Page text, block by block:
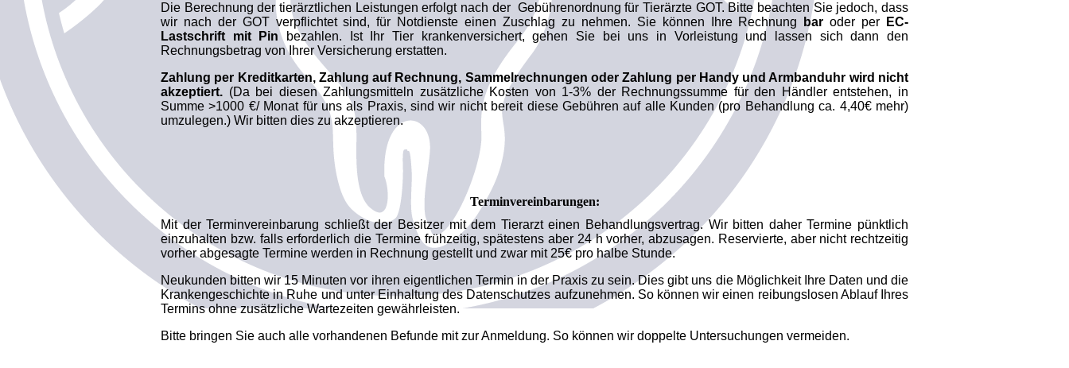
Die Berechnung der tierärztlichen Leistungen erfolgt nach der Gebührenordnung für Tierärzte GOT. Bitte beachten Sie jedoch, dass
wir nach der GOT verpflichtet sind, für Notdienste einen Zuschlag zu nehmen. Sie können Ihre Rechnung
bar oder per
EC-
Lastschrift mit Pinbezahlen. Ist Ihr Tier krankenversichert, gehen Sie bei uns in Vorleistung und lassen sich dann den
Rechnungsbetrag von Ihrer Versicherung erstatten.
Zahlung per Kreditkarten, Zahlung auf Rechnung, Sammelrechnungen oder Zahlung per Handy und Armbanduhr wird nicht
akzeptiert. (Da bei diesen Zahlungsmitteln zusätzliche Kosten von 1-3% der Rechnungssumme für den Händler entstehen, in
Summe >1000 €/ Monat für uns als Praxis, sind wir nicht bereit diese Gebühren auf alle Kunden (pro Behandlung ca. 4,40€ mehr)
umzulegen.) Wir bitten dies zu akzeptieren.
Terminvereinbarungen:
Mit der Terminvereinbarung schließt der Besitzer mit dem Tierarzt einen Behandlungsvertrag. Wir bitten daher Termine pünktlich
einzuhalten bzw. falls erforderlich die Termine frühzeitig, spätestens aber 24 h vorher, abzusagen. Reservierte, aber nicht rechtzeitig
vorher abgesagte Termine werden in Rechnung gestellt und zwar mit 25€ pro halbe Stunde.
Neukunden bitten wir 15 Minuten vor ihren eigentlichen Termin in der Praxis zu sein. Dies gibt uns die Möglichkeit Ihre Daten und die
Krankengeschichte in Ruhe und unter Einhaltung des Datenschutzes aufzunehmen. So können wir einen reibungslosen Ablauf Ihres
Termins ohne zusätzliche Wartezeiten gewährleisten.
Bitte bringen Sie auch alle vorhandenen Befunde mit zur Anmeldung. So können wir doppelte Untersuchungen vermeiden.